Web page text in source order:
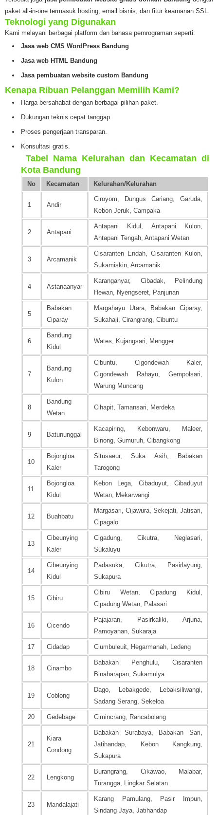
paket all-in-one termasuk hosting, email bisnis, dan fitur keamanan SSL.
Teknologi yang Digunakan
Kami melayani berbagai platform dan bahasa pemrograman seperti:
Jasa web CMS WordPress Bandung
Jasa web HTML Bandung
Jasa pembuatan website custom Bandung
Kenapa Ribuan Pelanggan Memilih Kami?
Harga bersahabat dengan berbagai pilihan paket.
Dukungan teknis cepat tanggap.
Proses pengerjaan transparan.
Konsultasi gratis.
Tabel Nama Kelurahan dan Kecamatan di
Kota Bandung
No Kecamatan Kelurahan/Kelurahan
1 Andir
Ciroyom, Dungus Cariang, Garuda,
Kebon Jeruk, Campaka
2 Antapani
Antapani Kidul, Antapani Kulon,
Antapani Tengah, Antapani Wetan
3 Arcamanik
Cisaranten Endah, Cisaranten Kulon,
Sukamiskin, Arcamanik
4 Astanaanyar
Karanganyar, Cibadak, Pelindung
Hewan, Nyengseret, Panjunan
5
Babakan
Ciparay
Margahayu Utara, Babakan Ciparay,
Sukahaji, Cirangrang, Cibuntu
6
Bandung
Kidul
Wates, Kujangsari, Mengger
7
Bandung
Kulon
Cibuntu, Cigondewah Kaler,
Cigondewah Rahayu, Gempolsari,
Warung Muncang
8
Bandung
Wetan
Cihapit, Tamansari, Merdeka
9 Batununggal
Kacapiring, Kebonwaru, Maleer,
Binong, Gumuruh, Cibangkong
10
Bojongloa
Kaler
Situsaeur, Suka Asih, Babakan
Tarogong
11
Bojongloa
Kidul
Kebon Lega, Cibaduyut, Cibaduyut
Wetan, Mekarwangi
12 Buahbatu
Margasari, Cijawura, Sekejati, Jatisari,
Cipagalo
13
Cibeunying
Kaler
Cigadung, Cikutra, Neglasari,
Sukaluyu
14
Cibeunying
Kidul
Padasuka, Cikutra, Pasirlayung,
Sukapura
15 Cibiru
Cibiru Wetan, Cipadung Kidul,
Cipadung Wetan, Palasari
16 Cicendo
Pajajaran, Pasirkaliki, Arjuna,
Pamoyanan, Sukaraja
17 Cidadap Ciumbuleuit, Hegarmanah, Ledeng
18 Cinambo
Babakan Penghulu, Cisaranten
Binaharapan, Sukamulya
19 Coblong
Dago, Lebakgede, Lebaksiliwangi,
Sadang Serang, Sekeloa
20 Gedebage Cimincrang, Rancabolang
21
Kiara
Condong
Babakan Surabaya, Babakan Sari,
Jatihandap, Kebon Kangkung,
Sukapura
22 Lengkong
Burangrang, Cikawao, Malabar,
Turangga, Lingkar Selatan
23 Mandalajati
Karang Pamulang, Pasir Impun,
Sindang Jaya, Jatihandap